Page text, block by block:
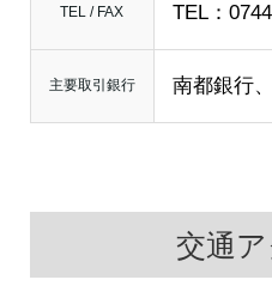
TEL / FAX TEL：
主要取引銀行 南都銀行
交通